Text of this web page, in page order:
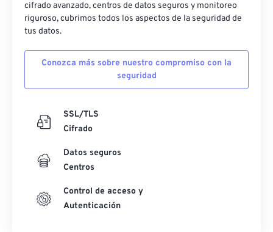
cifrado avanzado, centros de datos seguros y monitoreo
riguroso, cubrimos todos los aspectos de la seguridad de
tus datos.
Conozca más sobre nuestro compromiso con la
seguridad
SSL/TLS
Cifrado
Datos seguros
Centros
Control de acceso y
Autenticación